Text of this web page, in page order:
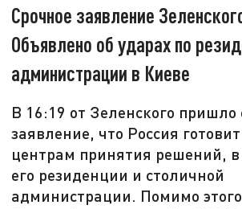
Срочное заявление
Объявлено об ударах по
администрации в Киеве
В 16:19 от Зеленского пришло
заявление, что Россия
центрам принятия решений, в
его резиденции и столичной
администрации. Помимо